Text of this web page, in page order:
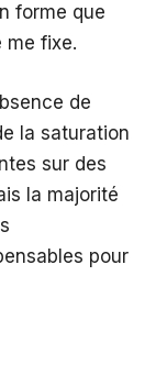
forme que
me fixe.
de
la saturation
sur des
la majorité
pour